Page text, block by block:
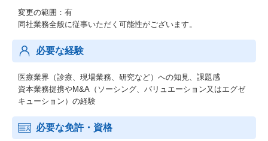
変更の範囲：有
同社業務全般に従事いただく可能性がございます。
必要な経験
医療業界（診療、現場業務、研究など）への知見、課題感
資本業務提携やM&A（ソーシング、バリュエーション又はエグゼ
キューション）の経験
必要な免許・資格